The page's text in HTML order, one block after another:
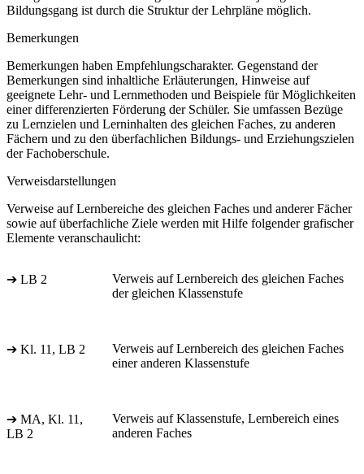
Bildungsgang ist durch die Struktur der Lehrpläne möglich.
Bemerkungen
Bemerkungen haben Empfehlungscharakter. Gegenstand der
Bemerkungen sind inhaltliche Erläuterungen, Hinweise auf
geeignete Lehr- und Lernmethoden und Beispiele für Möglichkeiten
einer differenzierten Förderung der Schüler. Sie umfassen Bezüge
zu Lernzielen und Lerninhalten des gleichen Faches, zu anderen
Fächern und zu den überfachlichen Bildungs- und Erziehungszielen
der Fachoberschule.
Verweisdarstellungen
Verweise auf Lernbereiche des gleichen Faches und anderer Fächer
sowie auf überfachliche Ziele werden mit Hilfe folgender grafischer
Elemente veranschaulicht:
➔ LB 2
Verweis auf Lernbereich des gleichen Faches
der gleichen Klassenstufe
➔ Kl. 11, LB 2
Verweis auf Lernbereich des gleichen Faches
einer anderen Klassenstufe
➔ MA, Kl. 11,
LB 2
Verweis auf Klassenstufe, Lernbereich eines
anderen Faches